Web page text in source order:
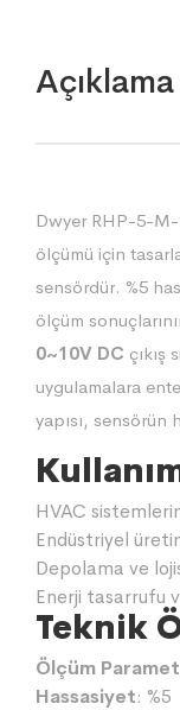
Açıklama
Dwyer RHP-5-
ölçümü için
sensördür. %5
ölçüm
0~10V DC çıkış
uygulamalara
yapısı, sensörün
HVAC
Endüstriyel
Depolama ve
Enerji tasarrufu
Teknik
Ölçüm
Hassasiyet: %5